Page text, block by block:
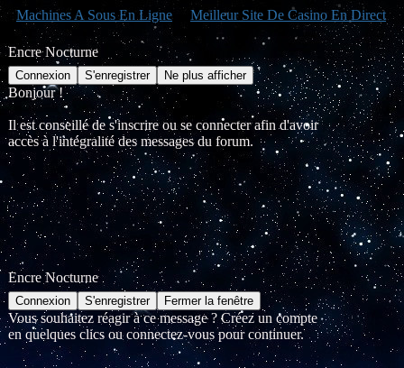
Machines A Sous En Ligne Meilleur Site De Casino En Direct
Encre Nocturne
Bonjour !
Il est conseillé de s'inscrire ou se connecter afin d'avoir
accès à l'intégralité des messages du forum.
Encre Nocturne
Vous souhaitez réagir à ce message ? Créez un compte
en quelques clics ou connectez-vous pour continuer.